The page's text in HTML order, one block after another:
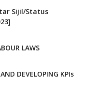
Sijil/Status
LAWS
DEVELOPING KPIs